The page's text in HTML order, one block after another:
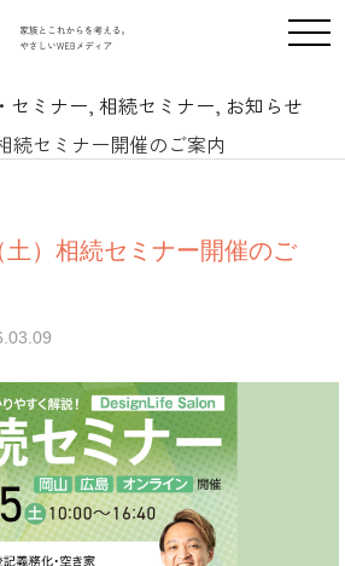
セミナー,相続セミナー, お知らせ
続セミナー開催のご案内
土）相続セミナー開催のご